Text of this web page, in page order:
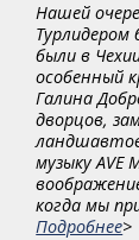
Нашей
были в
особенный
Галина
дворцов,
музыку AVE
когда мы
Подробнее>